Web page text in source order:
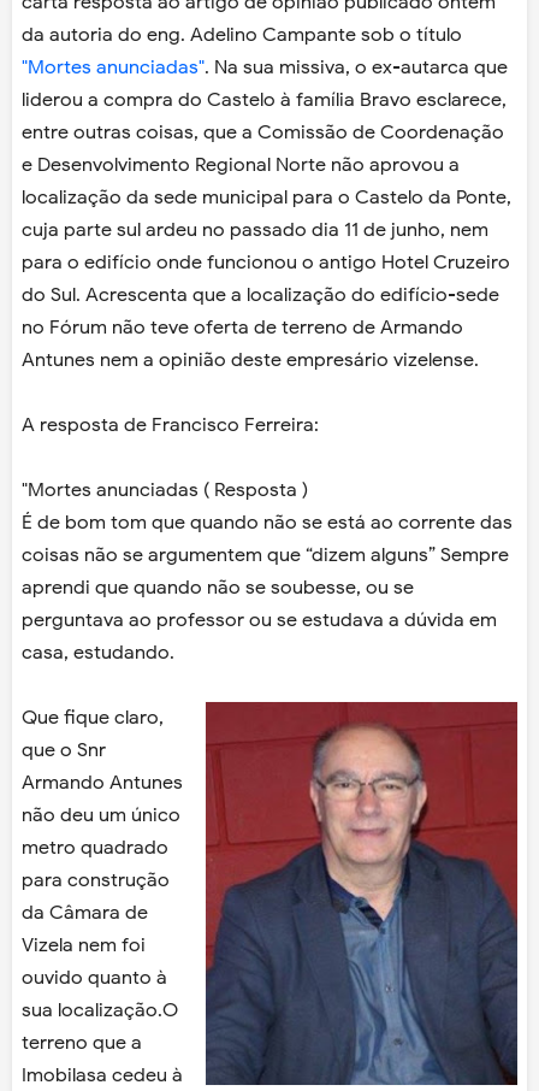
da autoria do eng. Adelino Campante sob o título
"Mortes anunciadas". Na sua missiva, o ex-autarca que
liderou a compra do Castelo à família Bravo esclarece,
entre outras coisas, que a Comissão de Coordenação
e Desenvolvimento Regional Norte não aprovou a
localização da sede municipal para o Castelo da Ponte,
cuja parte sul ardeu no passado dia 11 de junho, nem
para o edifício onde funcionou o antigo Hotel Cruzeiro
do Sul. Acrescenta que a localização do edifício-sede
no Fórum não teve oferta de terreno de Armando
Antunes nem a opinião deste empresário vizelense.
A resposta de Francisco Ferreira:
"Mortes anunciadas ( Resposta )
É de bom tom que quando não se está ao corrente das
coisas não se argumentem que “dizem alguns” Sempre
aprendi que quando não se soubesse, ou se
perguntava ao professor ou se estudava a dúvida em
casa, estudando.
Que fique claro,
que o Snr
Armando Antunes
não deu um único
metro quadrado
para construção
da Câmara de
Vizela nem foi
ouvido quanto à
sua localização.O
terreno que a
Imobilasa cedeu à